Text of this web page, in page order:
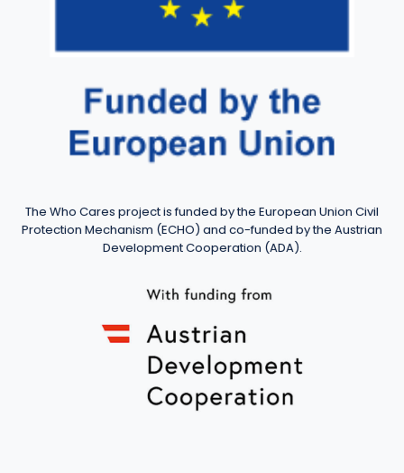
The Who Cares project is funded by the European Union Civil
Protection Mechanism (ECHO) and co-funded by the Austrian
Development Cooperation (ADA).